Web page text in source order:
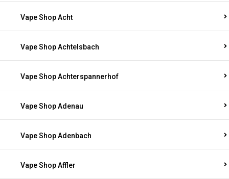
Vape Shop Acht
Vape Shop Achtelsbach
Vape Shop Achterspannerhof
Vape Shop Adenau
Vape Shop Adenbach
Vape Shop Affler